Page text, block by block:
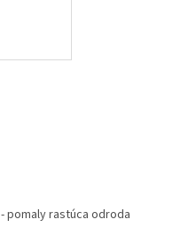
- pomaly rastúca odroda